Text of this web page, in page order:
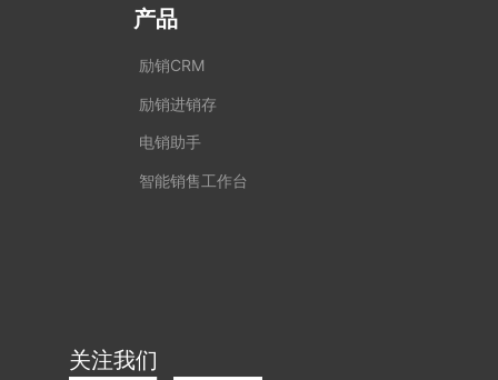
产品
励销CRM
励销进销存
电销助手
智能销售工作台
关注我们